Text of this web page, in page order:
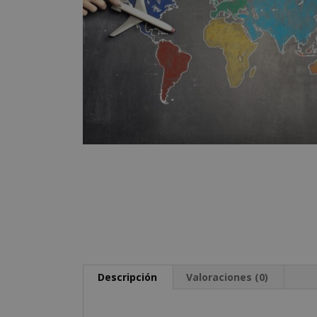
Descripción Valoraciones (0)